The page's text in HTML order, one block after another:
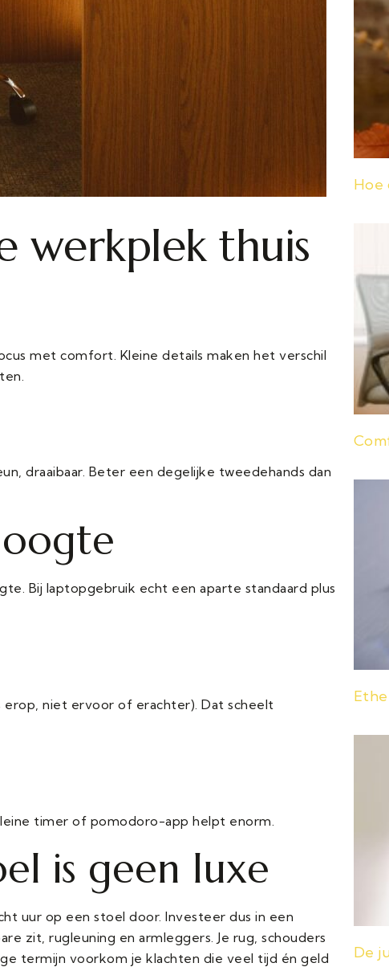
werkplek thuis
met comfort. Kleine details maken het verschil
draaibaar. Beter een degelijke tweedehands dan
Bij laptopgebruik echt een aparte standaard plus
erop, niet ervoor of erachter). Dat scheelt
timer of pomodoro-app helpt enorm.
is geen luxe
uur op een stoel door. Investeer dus in een
zit, rugleuning en armleggers. Je rug, schouders
termijn voorkom je klachten die veel tijd én geld
Hoe
De